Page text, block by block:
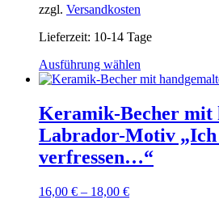
zzgl. Versandkosten
Lieferzeit: 10-14 Tage
Ausführung wählen
Produkt
mehrere
Varianten
auf.
Die
Optionen
Keramik-Becher mit
Labrador-Motiv
verfressen…“
16,00 € – 18,00 €